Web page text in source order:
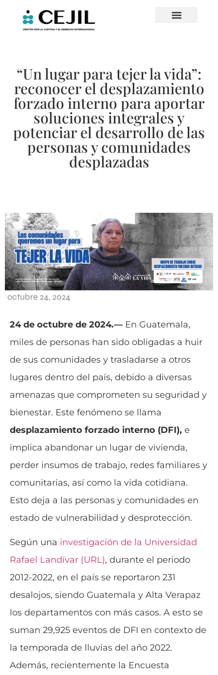
“Un lugar para tejer la vida”:
reconocer el desplazamiento
forzado interno para aportar
soluciones integrales y
potenciar el desarrollo de las
personas y comunidades
desplazadas
octubre 24, 2024
24 de octubre de 2024.— En Guatemala,
miles de personas han sido obligadas a huir
de sus comunidades y trasladarse a otros
lugares dentro del país, debido a diversas
amenazas que comprometen su seguridad y
bienestar. Este fenómeno se llama
desplazamiento forzado interno (DFI), e
implica abandonar un lugar de vivienda,
perder insumos de trabajo, redes familiares y
comunitarias, así como la vida cotidiana.
Esto deja a las personas y comunidades en
estado de vulnerabilidad y desprotección.
Según una investigación de la Universidad
Rafael Landívar (URL), durante el periodo
2012-2022, en el país se reportaron 231
desalojos, siendo Guatemala y Alta Verapaz
los departamentos con más casos. A esto se
suman 29,925 eventos de DFI en contexto de
la temporada de lluvias del año 2022.
Además, recientemente la Encuesta